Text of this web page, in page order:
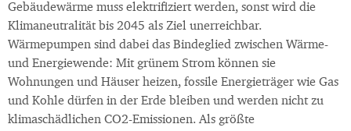
Gebäudewärme muss elektrifiziert werden, sonst wird die
Klimaneutralität bis 2045 als Ziel unerreichbar.
Wärmepumpen sind dabei das Bindeglied zwischen Wärme-
und Energiewende: Mit grünem Strom können sie
Wohnungen und Häuser heizen, fossile Energieträger wie Gas
und Kohle dürfen in der Erde bleiben und werden nicht zu
klimaschädlichen CO2-Emissionen. Als größte